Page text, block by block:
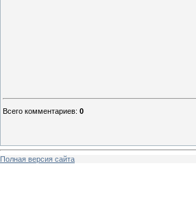
Всего комментариев: 0
Полная версия сайта